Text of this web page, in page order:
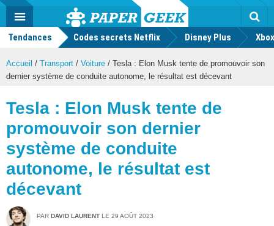
Actu
geek
MENU
Tendances Codes secrets Netflix Disney Plus
Accueil / Transport / Voiture / Tesla : Elon Musk tente de promouvoir son
dernier système de conduite autonome, le résultat est décevant
Tesla : Elon Musk tente de
promouvoir son dernier
système de conduite
autonome, le résultat est
décevant
PAR DAVID LAURENT LE 29 AOÛT 2023
Mode
FacebookTwitter Youtube